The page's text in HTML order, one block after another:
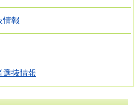
情報
選抜情報